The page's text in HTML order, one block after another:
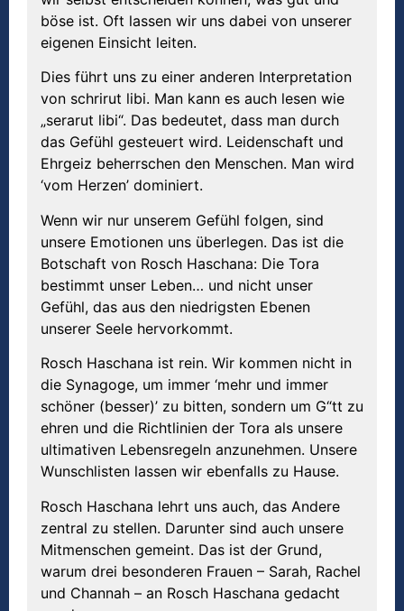
böse ist. Oft lassen wir uns dabei von unserer
eigenen Einsicht leiten.
Dies führt uns zu einer anderen Interpretation
von schrirut libi. Man kann es auch lesen wie
„serarut libi“. Das bedeutet, dass man durch
das Gefühl gesteuert wird. Leidenschaft und
Ehrgeiz beherrschen den Menschen. Man wird
‘vom Herzen’ dominiert.
Wenn wir nur unserem Gefühl folgen, sind
unsere Emotionen uns überlegen. Das ist die
Botschaft von Rosch Haschana: Die Tora
bestimmt unser Leben… und nicht unser
Gefühl, das aus den niedrigsten Ebenen
unserer Seele hervorkommt.
Rosch Haschana ist rein. Wir kommen nicht in
die Synagoge, um immer ‘mehr und immer
schöner (besser)’ zu bitten, sondern um G“tt zu
ehren und die Richtlinien der Tora als unsere
ultimativen Lebensregeln anzunehmen. Unsere
Wunschlisten lassen wir ebenfalls zu Hause.
Rosch Haschana lehrt uns auch, das Andere
zentral zu stellen. Darunter sind auch unsere
Mitmenschen gemeint. Das ist der Grund,
warum drei besonderen Frauen – Sarah, Rachel
und Channah – an Rosch Haschana gedacht